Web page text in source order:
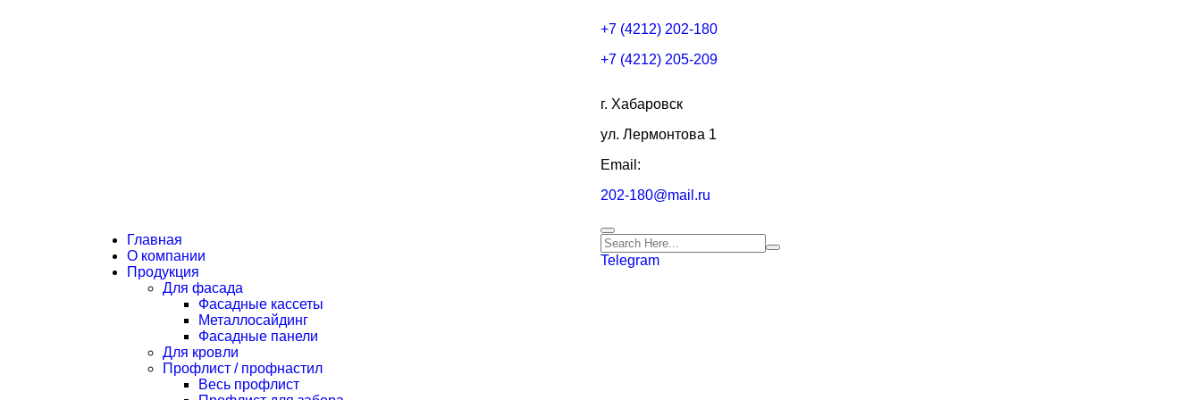
+7 (4212) 202-180
+7 (4212) 205-209
г. Хабаровск
ул. Лермонтова 1
Email:
202-180@mail.ru
Главная
О компании
Продукция
Для фасада
Фасадные кассеты
Металлосайдинг
Фасадные панели
Для кровли
Профлист / профнастил
Весь профлист
Telegram